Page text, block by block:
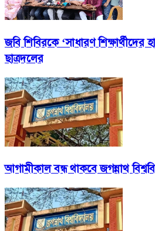
জবি শিবিরকে ‘সাধারণ শিক্ষার্থীদের
ছাত্রদলের
আগামীকাল বন্ধ থাকবে জগন্নাথ